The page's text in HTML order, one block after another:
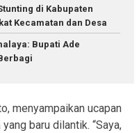
di Kabupaten
Kecamatan dan Desa
Bupati Ade
menyampaikan ucapan
baru dilantik. “Saya,